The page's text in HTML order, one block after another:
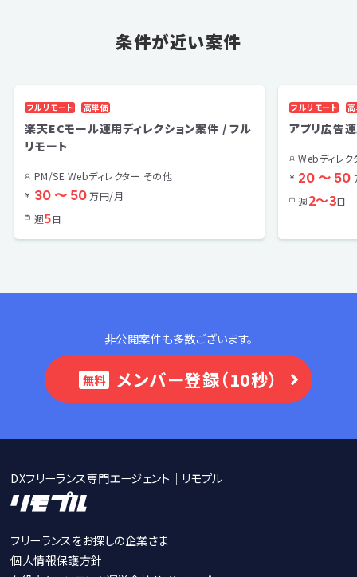
条件が近い案件
フルリモート 高単価
楽天ECモール運用ディレクション案件 / フル
リモート
PM/SE Webディレクター その他
30 〜 50万円/月
週5日
フルリモート
アプリ広告
Webディレク
20 〜 50
週2〜3日
非公開案件も多数ございます。
無料 メンバー登録（10秒）
DXフリーランス専門エージェント｜リモプル
フリーランスをお探しの企業さま
個人情報保護方針